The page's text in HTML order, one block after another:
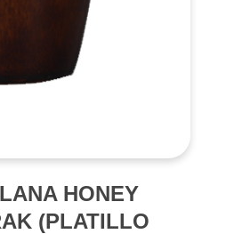
HONEY
(PLATILLO